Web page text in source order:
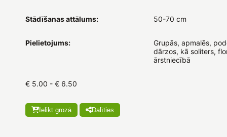
Stādīšanas attālums: 50-70 cm
Pielietojums:
Grupās, apmalēs,
dārzos, kā soliters,
ārstniecībā
€ 5.00 - € 6.50
Ielikt grozā Dalīties